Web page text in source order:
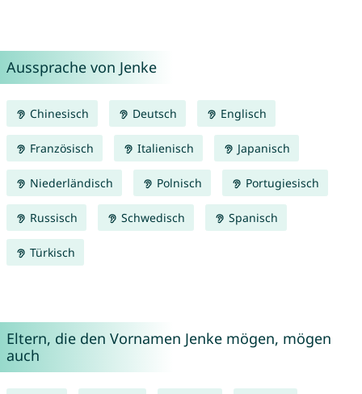
Aussprache von Jenke
Chinesisch Deutsch Englisch
Französisch Italienisch Japanisch
Niederländisch Polnisch Portugiesisch
Russisch Schwedisch Spanisch
Türkisch
Eltern, die den Vornamen Jenke mögen, mögen
auch